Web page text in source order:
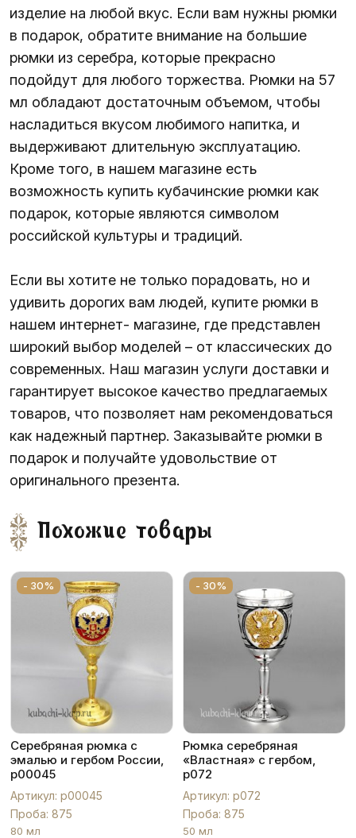
изделие на любой вкус. Если вам нужны рюмки
в подарок, обратите внимание на большие
рюмки из серебра, которые прекрасно
подойдут для любого торжества. Рюмки на 57
мл обладают достаточным объемом, чтобы
насладиться вкусом любимого напитка, и
выдерживают длительную эксплуатацию.
Кроме того, в нашем магазине есть
возможность купить кубачинские рюмки как
подарок, которые являются символом
российской культуры и традиций.
Если вы хотите не только порадовать, но и
удивить дорогих вам людей, купите рюмки в
нашем интернет- магазине, где представлен
широкий выбор моделей – от классических до
современных. Наш магазин услуги доставки и
гарантирует высокое качество предлагаемых
товаров, что позволяет нам рекомендоваться
как надежный партнер. Заказывайте рюмки в
подарок и получайте удовольствие от
оригинального презента.
Похожие товары
- 30%
Серебряная рюмка с
эмалью и гербом России,
р00045
Артикул: р00045
Проба: 875
80 мл
- 30%
Рюмка серебряная
«Властная» с гербом,
р072
Артикул: р072
Проба: 875
50 мл